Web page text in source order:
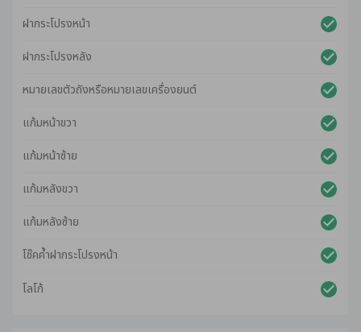
ฝากระโปรงหน้า
ฝากระโปรงหลัง
หมายเลขตัวถังหรือหมายเลขเครื่องยนต์
แก้มหน้าขวา
แก้มหน้าซ้าย
แก้มหลังขวา
แก้มหลังซ้าย
โช๊คค้ำฝากระโปรงหน้า
โลโก้